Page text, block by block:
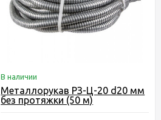
В наличии
Металлорукав РЗ-Ц-20 d20 мм
без протяжки (50 м)